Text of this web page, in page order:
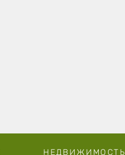
НЕДВИЖИМОСТЬ